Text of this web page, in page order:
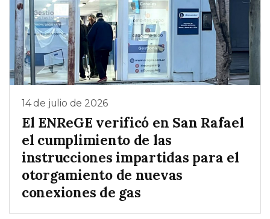
14 de julio de 2026
El ENReGE verificó en San Rafael
el cumplimiento de las
instrucciones impartidas para el
otorgamiento de nuevas
conexiones de gas